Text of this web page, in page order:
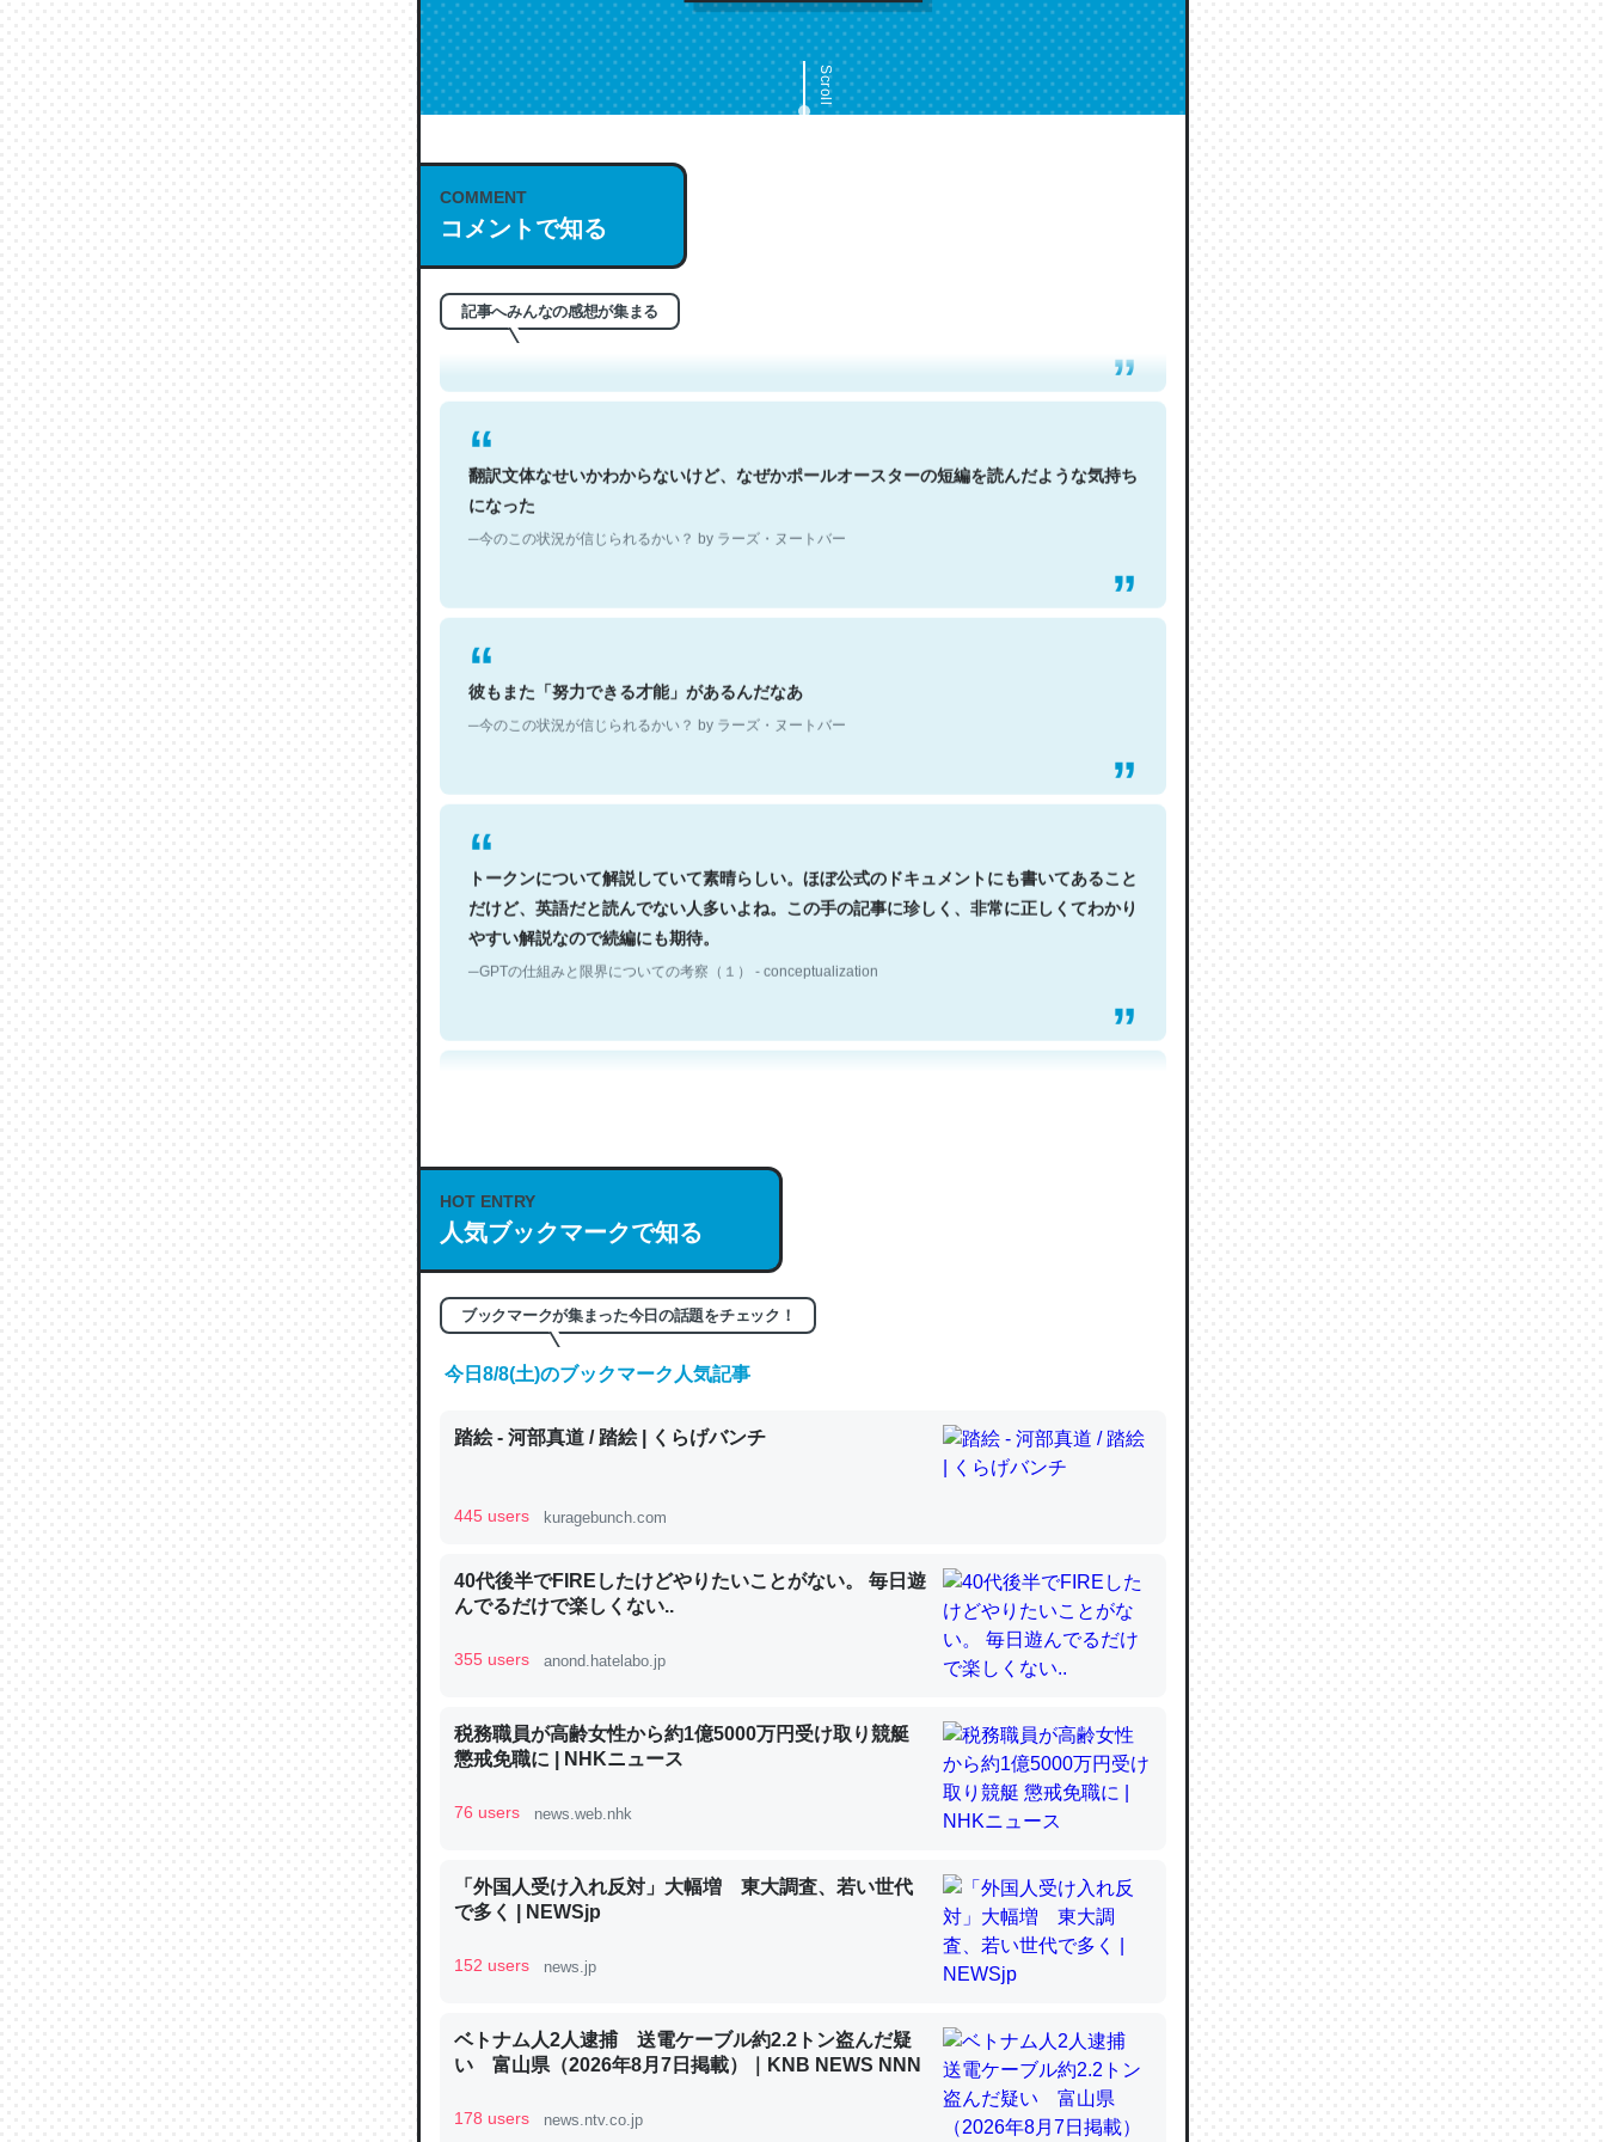
Scroll
COMMENT
コメントで知る
記事へみんなの感想が集まる
これは名文。彼はとてもクレバーなんだろうなと凄く思う。英語少しでも読める人は原文
もお勧め。自分はこの流れ好き。Let’s Fucking Go. Then Covid hit. Shit.
─今のこの状況が信じられるかい？ by ラーズ・ヌートバー
翻訳文体なせいかわからないけど、なぜかポールオースターの短編を読んだような気持ち
になった
─今のこの状況が信じられるかい？ by ラーズ・ヌートバー
彼もまた「努力できる才能」があるんだなあ
─今のこの状況が信じられるかい？ by ラーズ・ヌートバー
トークンについて解説していて素晴らしい。ほぼ公式のドキュメントにも書いてあること
だけど、英語だと読んでない人多いよね。この手の記事に珍しく、非常に正しくてわかり
やすい解説なので続編にも期待。
─GPTの仕組みと限界についての考察（１） - conceptualization
これは良記事。32768トークンだと英語小説100ページ分くらい。小説でいう「ずっと前
の伏線」は回収されないけど、短期記憶というには多い分量。進化すればするほど分かり
やすく強くなりそう
の600分の1程度。
─ニュース :: 【研究発表】昆虫学の大問題＝「昆虫はなぜ海にいないのか」に関する新仮説
論文では「淡水はカルシウムも酸素も不足してて両方に不利だから両方が拮抗してるので
は」とあって面白い。海にいる鋏角類（カブトガニ・ウミグモ）はカルシウムを使わずキ
─ニュース :: 【研究発表】昆虫学の大問題＝「昆虫はなぜ海にいないのか」に関する新仮説
これを元に考えるとカルシウムを大量に使う脊椎動物と貝類は苦労してるんだな…。腹足
類だと殻を無くしてナメクジになったり努力してるし。
─ニュース :: 【研究発表】昆虫学の大問題＝「昆虫はなぜ海にいないのか」に関する新仮説
HOT ENTRY
人気ブックマークで知る
ブックマークが集まった今日の話題をチェック！
今日8/8(土)のブックマーク人気記事
踏絵 - 河部真道 / 踏絵 | くらげバンチ
445 users kuragebunch.com
40代後半でFIREしたけどやりたいことがない。 毎日遊
んでるだけで楽しくない..
355 users anond.hatelabo.jp
税務職員が高齢女性から約1億5000万円受け取り競艇
懲戒免職に | NHKニュース
76 users news.web.nhk
「外国人受け入れ反対」大幅増 東大調査、若い世代
で多く | NEWSjp
152 users news.jp
ベトナム人2人逮捕 送電ケーブル約2.2トン盗んだ疑
い 富山県（2026年8月7日掲載）｜KNB NEWS NNN
178 users news.ntv.co.jp